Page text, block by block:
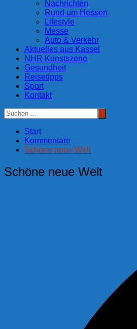
Nachrichten
Rund um Hessen
Lifestyle
Messe
Auto & Verkehr
Aktuelles aus Kassel
NHR Kunstszene
Gesundheit
Reisetipps
Sport
Kontakt
Start
Kommentare
Schöne neue Welt
Schöne neue Welt